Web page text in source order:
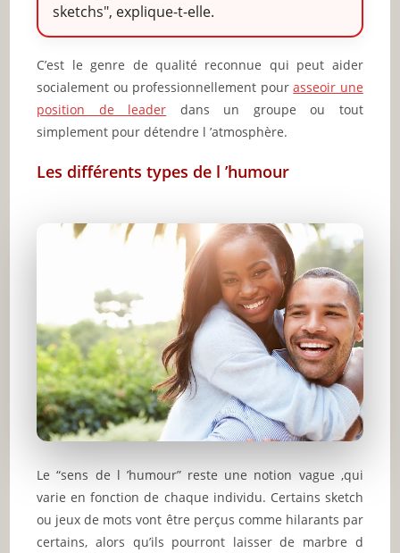
sketchs", explique-t-elle.
C’est le genre de qualité reconnue qui peut aider
socialement ou professionnellement pourasseoir une
position de leader dans un groupe ou tout
simplement pour détendre l ’atmosphère.
Les différents types de l ’humour
Le “sens de l ’humour” reste une notion vague ,qui
varie en fonction de chaque individu. Certains sketch
ou jeux de mots vont être perçus comme hilarants par
certains, alors qu’ils pourront laisser de marbre d